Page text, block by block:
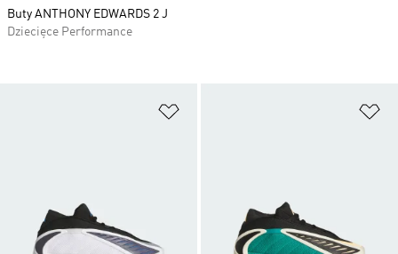
Buty ANTHONY EDWARDS 2 J
Dziecięce Performance